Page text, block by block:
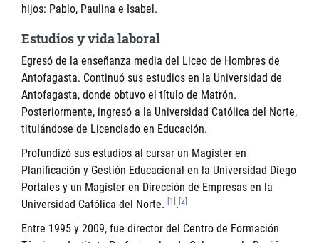
hijos: Pablo, Paulina e Isabel.
Estudios y vida laboral
Egresó de la enseñanza media del Liceo de Hombres de
Antofagasta. Continuó sus estudios en la Universidad de
Antofagasta, donde obtuvo el título de Matrón.
Posteriormente, ingresó a la Universidad Católica del Norte,
titulándose de Licenciado en Educación.
Profundizó sus estudios al cursar un Magíster en
Planificación y Gestión Educacional en la Universidad Diego
Portales y un Magíster en Dirección de Empresas en la
Universidad Católica del Norte.
[1] . [2]
Entre 1995 y 2009, fue director del Centro de Formación